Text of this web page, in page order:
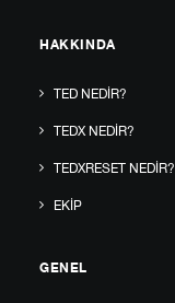
HAKKINDA
TED NEDIR?
TEDX NEDIR?
TEDXRESET NEDIR?
EKIP
GENEL